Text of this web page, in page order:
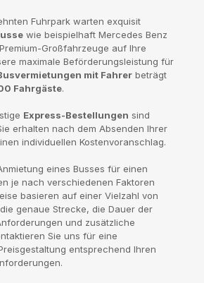
Fuhrpark warten exquisit
wie beispielhaft Mercedes Benz
Großfahrzeuge auf Ihre
maximale Beförderungsleistung für
mit Fahrer beträgt
Fahrgäste.
Express-Bestellungen sind
erhalten nach dem Absenden Ihrer
individuellen Kostenvoranschlag.
eines Busses für einen
je nach verschiedenen Faktoren
basieren auf einer Vielzahl von
genaue Strecke, die Dauer der
und zusätzliche
Sie uns für eine
entsprechend Ihren